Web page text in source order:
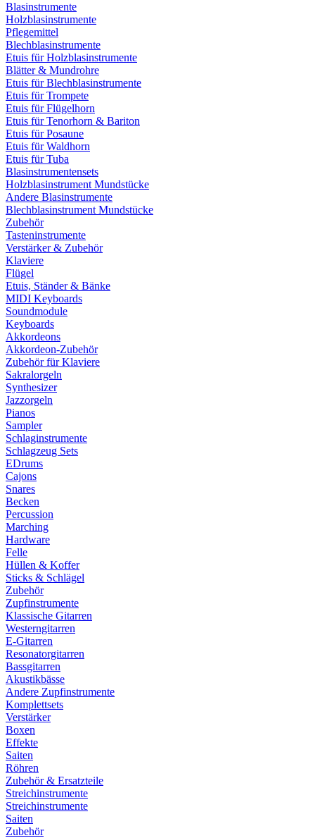
Blasinstrumente
Holzblasinstrumente
Pflegemittel
Blechblasinstrumente
Etuis für Holzblasinstrumente
Blätter & Mundrohre
Etuis für Blechblasinstrumente
Etuis für Trompete
Etuis für Flügelhorn
Etuis für Tenorhorn & Bariton
Etuis für Posaune
Etuis für Waldhorn
Etuis für Tuba
Blasinstrumentensets
Holzblasinstrument Mundstücke
Andere Blasinstrumente
Blechblasinstrument Mundstücke
Zubehör
Tasteninstrumente
Verstärker & Zubehör
Klaviere
Flügel
Etuis, Ständer & Bänke
MIDI Keyboards
Soundmodule
Keyboards
Akkordeons
Akkordeon-Zubehör
Zubehör für Klaviere
Sakralorgeln
Synthesizer
Jazzorgeln
Pianos
Sampler
Schlaginstrumente
Schlagzeug Sets
EDrums
Cajons
Snares
Becken
Percussion
Marching
Hardware
Felle
Hüllen & Koffer
Sticks & Schlägel
Zubehör
Zupfinstrumente
Klassische Gitarren
Westerngitarren
E-Gitarren
Resonatorgitarren
Bassgitarren
Akustikbässe
Andere Zupfinstrumente
Komplettsets
Verstärker
Boxen
Effekte
Saiten
Röhren
Zubehör & Ersatzteile
Streichinstrumente
Streichinstrumente
Saiten
Zubehör